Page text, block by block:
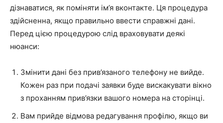
дізнаватися, як поміняти ім’я вконтакте. Ця процедура
здійсненна, якщо правильно ввести справжні дані.
Перед цією процедурою слід враховувати деякі
нюанси:
Змінити дані без прив’язаного телефону не вийде.
Кожен раз при подачі заявки буде вискакувати вікно
з проханням прив’язки вашого номера на сторінці.
Вам прийде відмова редагування профілю, якщо ви